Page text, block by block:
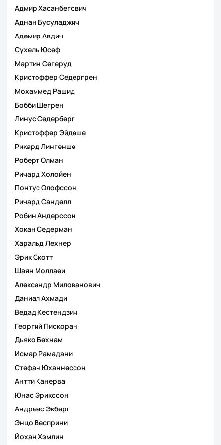
Адмир Хасанбегович
Аднан Бусуладжич
Адемир Авдич
Сухель Юсеф
Мартин Сегеруд
Кристоффер Седергрен
Мохаммед Рашид
Бобби Шегрен
Линус Седерберг
Кристоффер Эйдеше
Рикард Лингенше
Роберт Олман
Ричард Холойен
Понтус Олофссон
Ричард Санделл
Робин Андерссон
Хокан Седерман
Харальд Лехнер
Эрик Скотт
Шаян Моллаеи
Александр Милованович
Даниал Ахмади
Ведад Кестендзич
Георгий Пискоран
Дьяко Бехнам
Исмар Рамадани
Стефан Юханнессон
Антти Канерва
Юнас Эрикссон
Андреас Экберг
Энцо Весприни
Йохан Хэмлин